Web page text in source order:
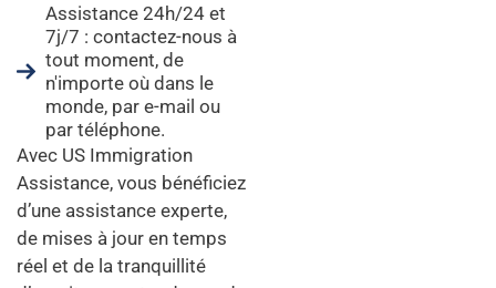
Assistance 24h/24 et
7j/7 : contactez-nous à
tout moment, de
n'importe où dans le
monde, par e-mail ou
par téléphone.
Avec US Immigration
Assistance, vous bénéficiez
d’une assistance experte,
de mises à jour en temps
réel et de la tranquillité